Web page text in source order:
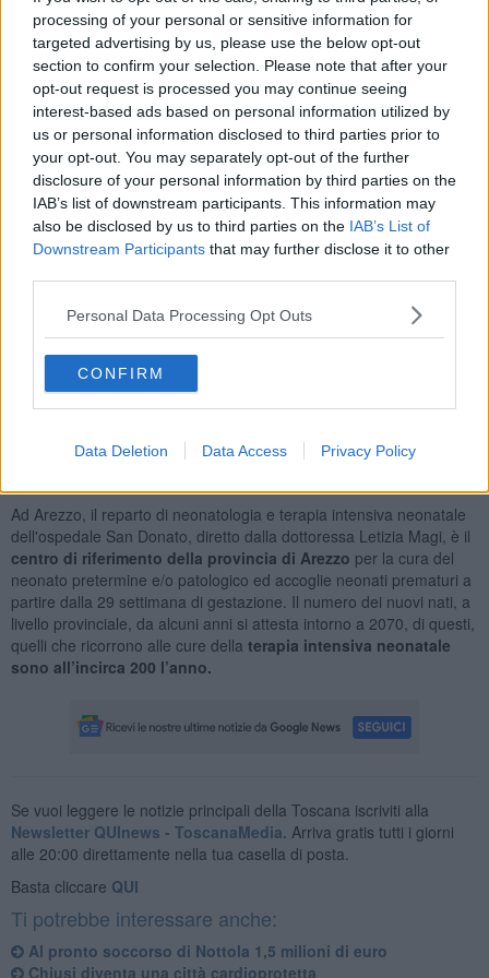
processing of your personal or sensitive information for
targeted advertising by us, please use the below opt-out
section to confirm your selection. Please note that after your
opt-out request is processed you may continue seeing
interest-based ads based on personal information utilized by
us or personal information disclosed to third parties prior to
your opt-out. You may separately opt-out of the further
disclosure of your personal information by third parties on the
IAB’s list of downstream participants. This information may
also be disclosed by us to third parties on the IAB’s List of
Downstream Participants that may further disclose it to other
Personal Data Processing Opt Outs
CONFIRM
Data Deletion Data Access Privacy Policy
Sulla “qualità delle cure nella medicina perinatale” si focalizzerà il
seminario sulla prematurità nell’area vasta Toscana sud est, in
programma venerdì 18 novembre presso il Centro Direzionale di
Piazzale Rosselli a Siena. L’incontro, promosso dall’Azienda
Ospedaliera Universitaria senese e dalla USL Toscana sud est,
metterà a confronto i professionisti della Rete Neonatale
coinvolge tutti i punti nascita delle province di Siena, Arezzo e
Grosseto e che ha nell’UOC Terapia intensiva neonatale del
Policlicnico Santa Maria alle Scotte un punto di riferimento di
eccellenza.
Al convegno prenderanno parte anche i pediatri e gliinfermieri
degli ospedali di Nottola e Campostaggia
particolarmente caro alle mamme, l’allattamento al seno dei
neonati prematuri nell’ambito delle più recenti raccomandazioni
dell’Unicef, mentre il follow-up neuro evolutivo del neonato
pretermine all’interno della Rete neonatale sarà affrontato dalla
dotoressa Buresti dell’ospedale di Arezzo.La tecnica del
come mezzo di comunicazione eccellente fra
genitori e piccoli prematuri caratterizzerà l’intervento dell’equipe
Ad Arezzo, il reparto di neonatologia e terapia intensiva neonatale
dell'ospedale San Donato, diretto dalla dottoressa Letizia Magi, è il
centro di riferimento della provincia di Arezzo per la cura del
neonato pretermine e/o patologico ed accoglie neonati prematuri a
partire dalla 29 settimana di gestazione. Il numero dei nuovi nati, a
livello provinciale, da alcuni anni si attesta intorno a 2070, di questi,
quelli che ricorrono alle cure della terapia intensiva neonatale
sono all’incirca 200 l’anno.
Se vuoi leggere le notizie principali della Toscana iscriviti alla
Newsletter QUInews - ToscanaMedia. Arriva gratis tutti i giorni
alle 20:00 direttamente nella tua casella di posta.
Basta cliccare QUI
Ti potrebbe interessare anche:
Al pronto soccorso di Nottola 1,5 milioni di euro
Chiusi diventa una città cardioprotetta